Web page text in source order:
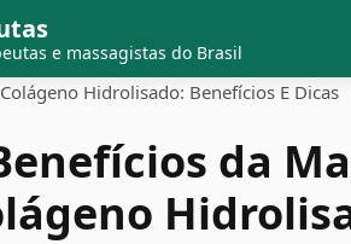
e massagistas do Brasil
Hidrolisado: Benefícios E Dicas
da